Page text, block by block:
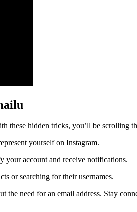
these hidden tricks, you’ll be scrolling
yourself on Instagram.
your account and receive notifications.
or searching for their usernames.
need for an email address. Stay